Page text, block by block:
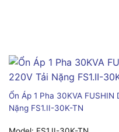
Ổn Áp 1 Pha 30KVA
Nặng FS1.II-30K-TN